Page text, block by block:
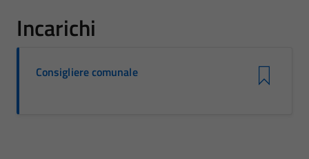
Incarichi
Consigliere comunale